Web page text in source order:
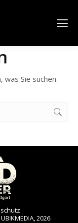
was Sie suchen.
2026